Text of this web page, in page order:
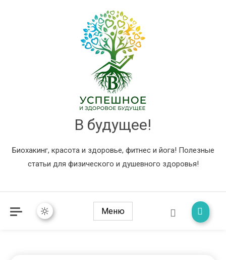
В будущее!
Биохакинг, красота и здоровье, фитнес и йога! Полезные
статьи для физического и душевного здоровья!
Меню